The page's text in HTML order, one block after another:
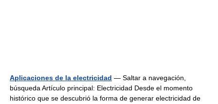
Aplicaciones de la electricidad — Saltar a navegación,
búsqueda Artículo principal: Electricidad Desde el momento
histórico que se descubrió la forma de generar electricidad de